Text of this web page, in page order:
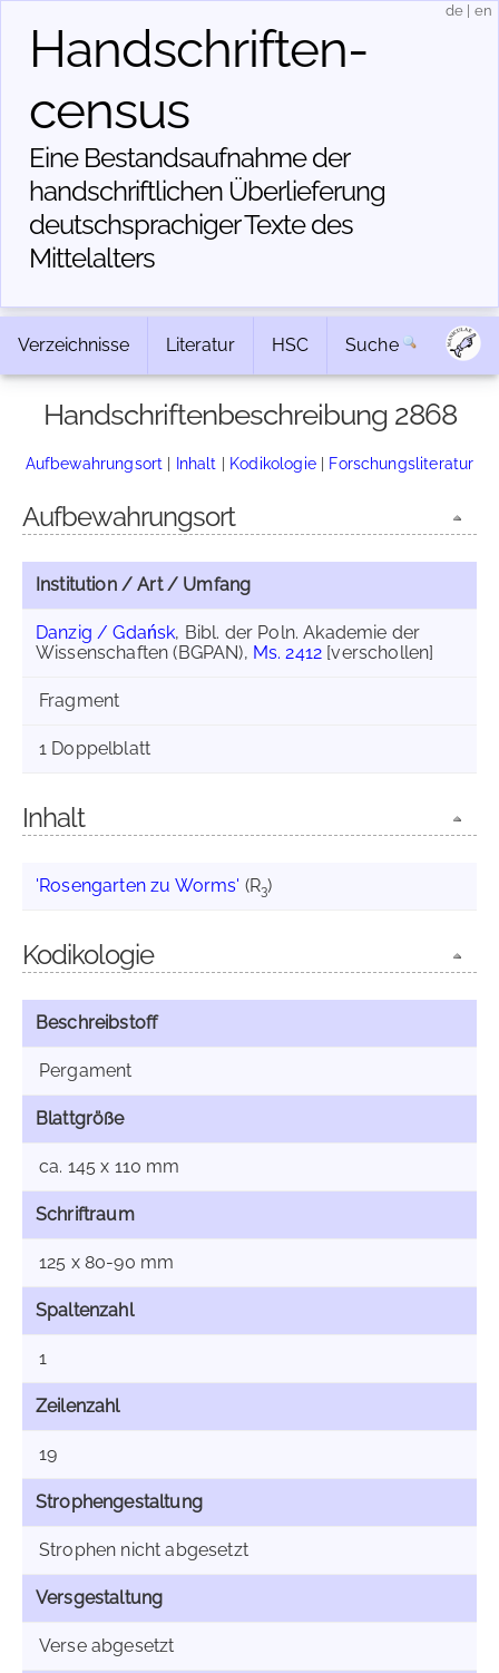
Handschriften­
census
Eine Bestandsaufnahme der
handschriftlichen Über­lieferung
deutschsprachiger Texte des
Mittelalters
de en
Verzeichnisse Literatur HSC Suche
Handschriftenbeschreibung 2868
Aufbewahrungsort | Inhalt | Kodikologie| Forschungsliteratur
Aufbewahrungsort
Institution / Art / Umfang
Danzig / Gdańsk, Bibl. der Poln. Akademie der
Wissenschaften (BGPAN), Ms. 2412 [verschollen]
Fragment
1 Doppelblatt
Inhalt
'Rosengarten zu Worms' (R3)
Kodikologie
Beschreibstoff
Pergament
Blattgröße
ca. 145 x 110 mm
Schriftraum
125 x 80-90 mm
Spaltenzahl
1
Zeilenzahl
19
Strophengestaltung
Strophen nicht abgesetzt
Versgestaltung
Verse abgesetzt